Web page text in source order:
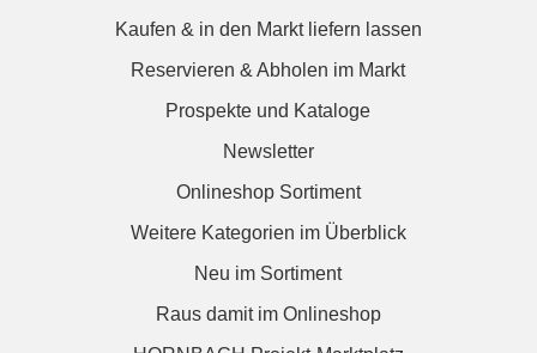
Kaufen & in den Markt liefern lassen
Reservieren & Abholen im Markt
Prospekte und Kataloge
Newsletter
Onlineshop Sortiment
Weitere Kategorien im Überblick
Neu im Sortiment
Raus damit im Onlineshop